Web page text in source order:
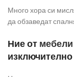
Много хора си
да обзаведат
Ние от
изключително